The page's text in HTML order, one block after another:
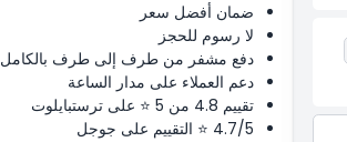
ضمان أفضل سعر
لا رسوم للحجز
دفع مشفر من طرف إلى طرف بالكامل
دعم العملاء على مدار الساعة
تقييم 4.8 من 5 ⭐ على ترستبايلوت
4.7/5 ⭐ التقييم على جوجل